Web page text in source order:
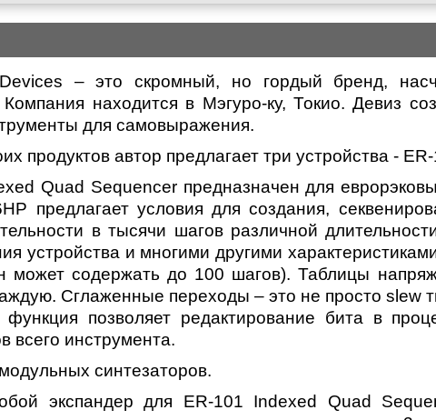
– это скромный, но гордый бренд,
Компания находится в Мэгуро-ку, Токио. Девиз
для самовыражения.
продуктов автор предлагает три устройства -
Quad Sequencer предназначен для
предлагает условия для создания,
в тысячи шагов различной
устройства и многими другими
может содержать до 100 шагов). Таблицы
Сглаженные переходы – это не просто slew
позволяет редактирование бита в
всего инструмента.
синтезаторов.
экспандер для ER-101 Indexed Quad